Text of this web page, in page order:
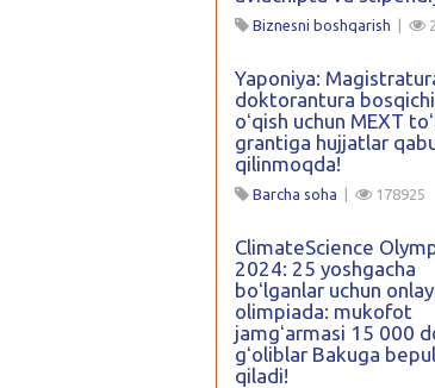
Biznesni boshqarish
Yaponiya:
doktorantura
oʻqish uchun MEXT
grantiga hujjatlar
qilinmoqda!
Barcha soha 178925
ClimateScience
2024: 25 yoshgacha
boʻlganlar uchun
olimpiada: mukofot
jamgʻarmasi 15 000
gʻoliblar Bakuga
qiladi!